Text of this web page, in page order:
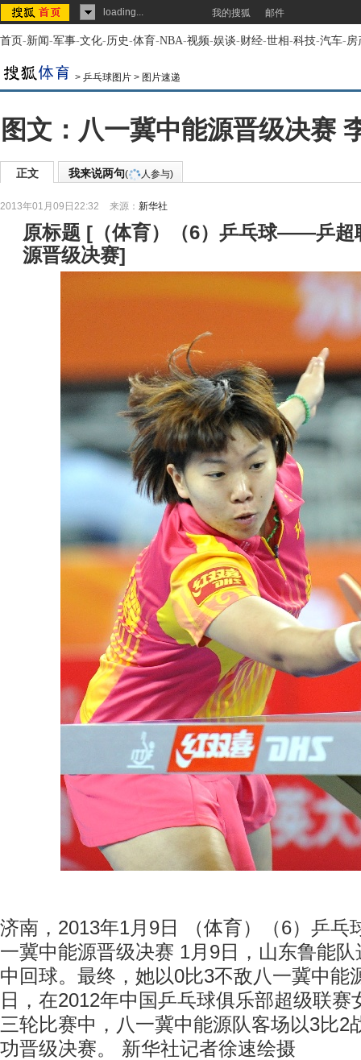
loading... 我的搜狐 邮件
首页-新闻-军事-文化-历史-体育-NBA-视频-娱谈-财经-世相-科技-汽车-房
> 乒乓球图片 > 图片速递
图文：八一冀中能源晋级决赛
正文 我来说两句( 人参与)
2013年01月09日22:32 来源： 新华社
原标题 [ （体育）（6）乒乓球——乒超
源晋级决赛]
济南，2013年1月9日 （体育）（6）乒
一冀中能源晋级决赛 1月9日，山东鲁能
中回球。最终，她以0比3不敌八一冀中能
日，在2012年中国乒乓球俱乐部超级联赛
三轮比赛中，八一冀中能源队客场以3比2
功晋级决赛。 新华社记者徐速绘摄